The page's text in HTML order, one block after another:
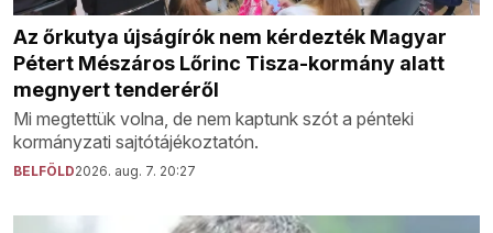
Az őrkutya újságírók nem kérdezték Magyar
Pétert Mészáros Lőrinc Tisza-kormány alatt
megnyert tenderéről
Mi megtettük volna, de nem kaptunk szót a pénteki
kormányzati sajtótájékoztatón.
BELFÖLD2026. aug. 7. 20:27